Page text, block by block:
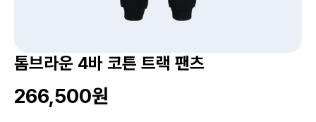
톰브라운 4바 코튼 트랙 팬츠
266,500원